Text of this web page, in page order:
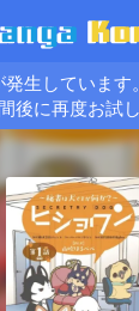
生しています
後に再度お試し